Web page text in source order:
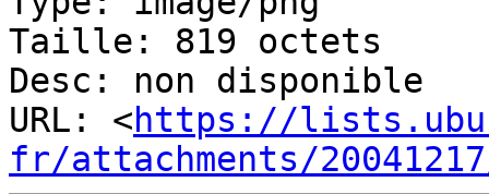
Taille: 819 octets
Desc: non disponible
URL: <https://
fr/attachments/